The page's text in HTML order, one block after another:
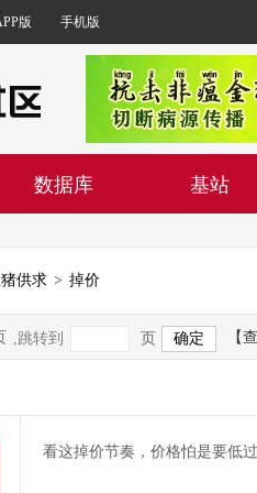
版 手机版
数据库 基站
供求 > 掉价
,跳转到 页 【
看这掉价节奏，价格怕是要低